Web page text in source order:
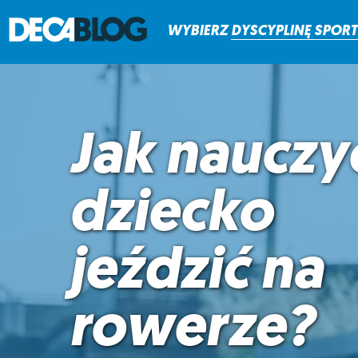
WYBIERZ DYSCYPLINĘ
Jak
dziecko
jeździć na
rowerze?